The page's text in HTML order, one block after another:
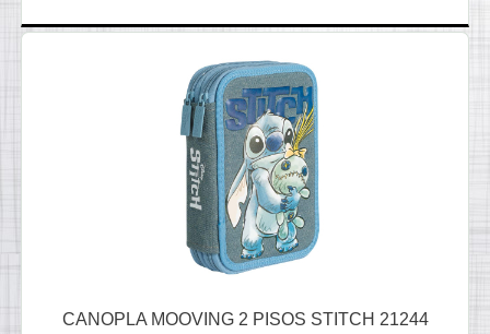
CANOPLA MOOVING 2 PISOS STITCH 21244